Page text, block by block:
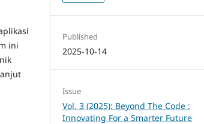
ini
Published
2025-10-14
Issue
Vol. 3 (2025): Beyond The Code :
Innovating For a Smarter Future